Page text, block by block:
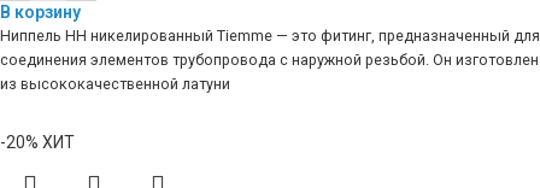
В корзину
Ниппель HH никелированный Tiemme — это фитинг, предназначенный для
соединения элементов трубопровода с наружной резьбой. Он изготовлен
из высококачественной латуни
-20% ХИТ